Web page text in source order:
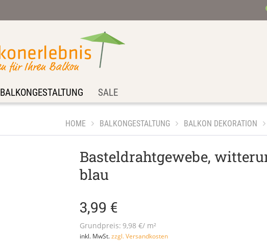
BALKONGESTALTUNG SALE
HOME BALKONGESTALTUNG BALKON DEKORATION
Basteldrahtgewebe,
blau
3,99 €
Grundpreis: 9,98 €/ m²
inkl. MwSt.zzgl. Versandkosten